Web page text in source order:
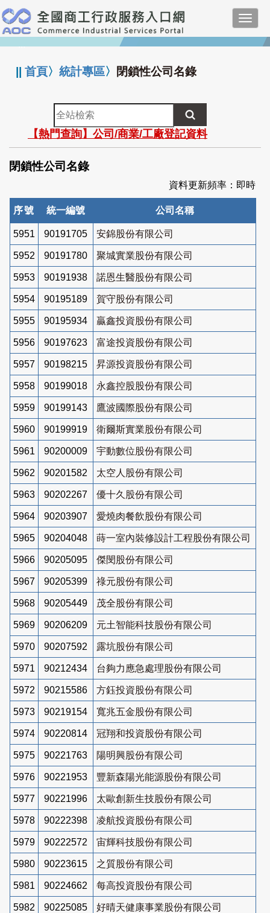
跳
到
主
要
:::
||首頁〉統計專區〉 閉鎖性公司名錄
全
站
檢
索
【熱門查詢】公司/商業/工廠登記資料
閉鎖性公司名錄
資料更新頻率：即時
序號 統一編號 公司名稱
5951 90191705 安錦股份有限公司
5952 90191780 聚城實業股份有限公司
5953 90191938 諾恩生醫股份有限公司
5954 90195189 賀守股份有限公司
5955 90195934 贏鑫投資股份有限公司
5956 90197623 富途投資股份有限公司
5957 90198215 昇源投資股份有限公司
5958 90199018 永鑫控股股份有限公司
5959 90199143 鷹波國際股份有限公司
5960 90199919 衛爾斯實業股份有限公司
5961 90200009 宇動數位股份有限公司
5962 90201582 太空人股份有限公司
5963 90202267 優十久股份有限公司
5964 90203907 愛燒肉餐飲股份有限公司
5965 90204048 蒔一室內裝修設計工程股份有限公司
5966 90205095 傑閔股份有限公司
5967 90205399 祿元股份有限公司
5968 90205449 茂全股份有限公司
5969 90206209 元土智能科技股份有限公司
5970 90207592 露坑股份有限公司
5971 90212434 台夠力應急處理股份有限公司
5972 90215586 方鈺投資股份有限公司
5973 90219154 寬兆五金股份有限公司
5974 90220814 冠翔和投資股份有限公司
5975 90221763 陽明興股份有限公司
5976 90221953 豐新森陽光能源股份有限公司
5977 90221996 太歐創新生技股份有限公司
5978 90222398 凌航投資股份有限公司
5979 90222572 宙輝科技股份有限公司
5980 90223615 之質股份有限公司
5981 90224662 每高投資股份有限公司
5982 90225085 好晴天健康事業股份有限公司